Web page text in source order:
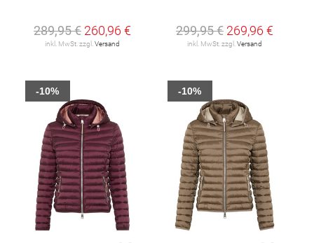
289,95 € 260,96 €
inkl. MwSt. zzgl.Versand
299,95 € 269,96 €
inkl. MwSt. zzgl.Versand
-10% -10%